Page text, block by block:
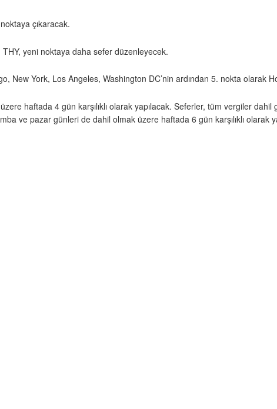
çıkaracak.
yeni noktaya daha sefer düzenleyecek.
New York, Los Angeles, Washington DC’nin ardından 5. nokta olarak
haftada 4 gün karşılıklı olarak yapılacak. Seferler, tüm vergiler
ve pazar günleri de dahil olmak üzere haftada 6 gün karşılıklı olarak